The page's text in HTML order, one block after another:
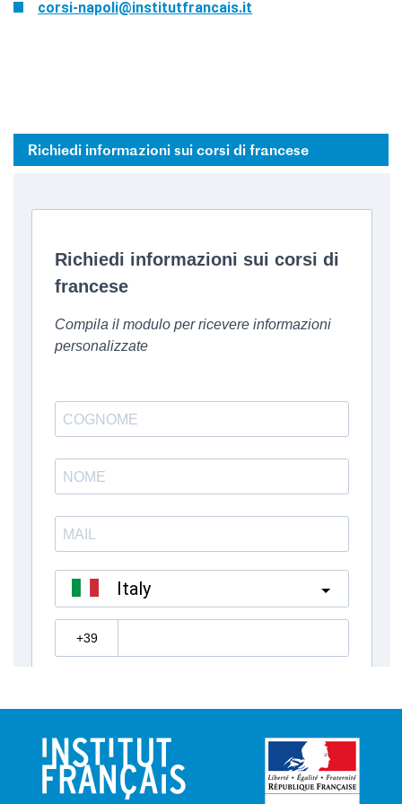
corsi-napoli@institutfrancais.it
Richiedi informazioni sui corsi di francese